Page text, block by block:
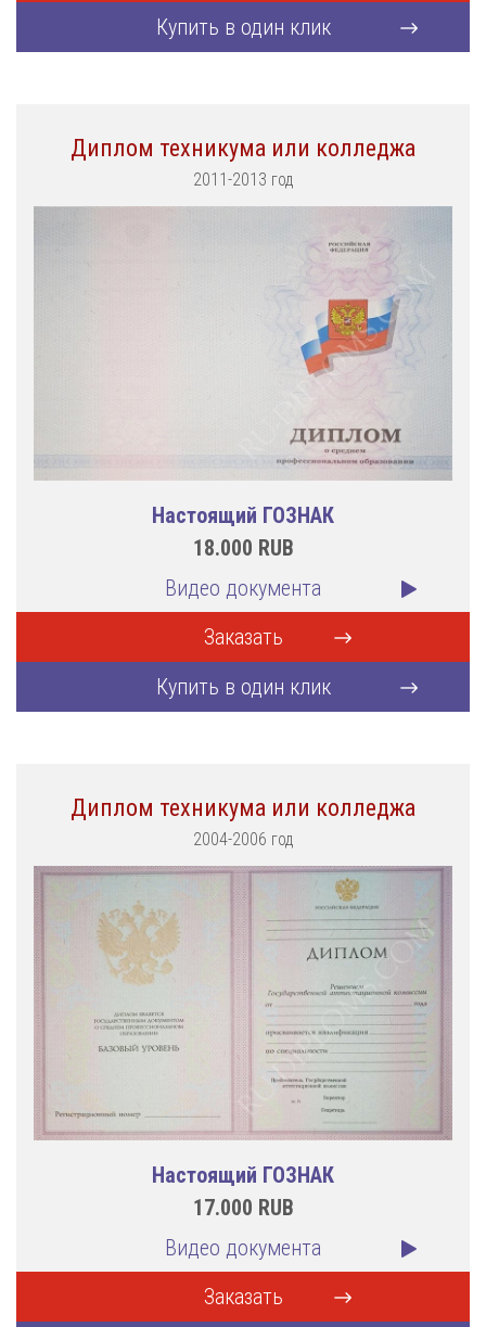
Купить в один клик
Диплом техникума или колледжа
2011-2013 год
Настоящий ГОЗНАК
18.000 RUB
Видео документа
Заказать
Купить в один клик
Диплом техникума или колледжа
2004-2006 год
Настоящий ГОЗНАК
17.000 RUB
Видео документа
Заказать